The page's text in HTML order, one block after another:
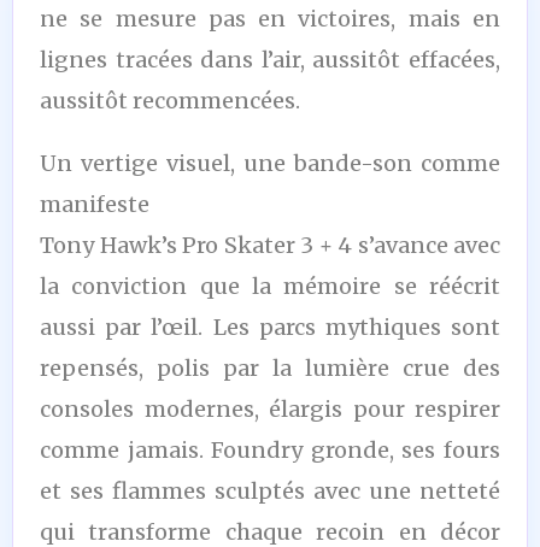
ne se mesure pas en victoires, mais en
lignes tracées dans l’air, aussitôt effacées,
aussitôt recommencées.
Un vertige visuel, une bande-son comme
manifeste
Tony Hawk’s Pro Skater 3 + 4 s’avance avec
la conviction que la mémoire se réécrit
aussi par l’œil. Les parcs mythiques sont
repensés, polis par la lumière crue des
consoles modernes, élargis pour respirer
comme jamais. Foundry gronde, ses fours
et ses flammes sculptés avec une netteté
qui transforme chaque recoin en décor